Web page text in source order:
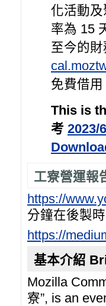
化活動
率為 15
至今的
免費借用
This is
考 2023/
工寮營運報
https://
分鐘在後製
https://
基本介紹
Mozilla
寮”, is an